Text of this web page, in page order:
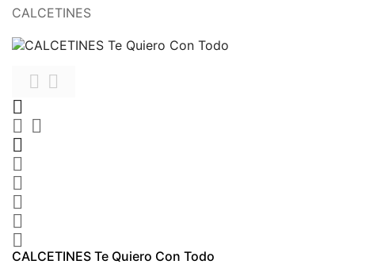
CALCETINES











CALCETINES Te Quiero Con Todo